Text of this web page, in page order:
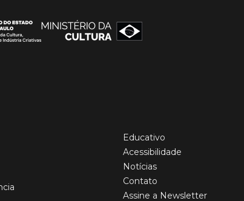
Educativo
Acessibilidade
Notícias
Contato
Assine a Newsletter